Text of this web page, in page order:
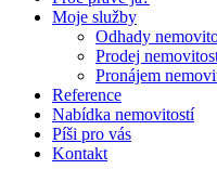
Moje služby
Odhady
Prodej
Pronájem
Reference
Nabídka nemovitostí
Píši pro vás
Kontakt